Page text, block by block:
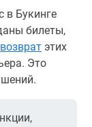
в Букинге
билеты,
возврат этих
Это